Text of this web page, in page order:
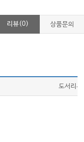
리뷰(0) 상품문의
도서리뷰